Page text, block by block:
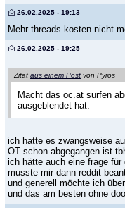
26.02.2025 - 19:13
Mehr threads kosten nicht
26.02.2025 - 19:25
Zitat aus einem Post von Pyros
Macht das oc.at surfen
ausgeblendet hat.
ich hatte es zwangsweise
OT schon abgegangen ist
ich hätte auch eine frage für
musste mir dann reddit
und generell möchte ich
und das am besten ohne